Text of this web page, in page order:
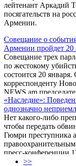
лейтенант Аркадий
посягательств на
Армении.
Совещание о
Армении пройдет 20
Совещание трех
по жестокому
состоится 20
корреспонденту
NEWS.am
государственно-
Саакян.
«Наследие»:
однозначно
Нет какого-либо
чтобы передать
Гюмри преступника
пресс-конференции
председатель
>>